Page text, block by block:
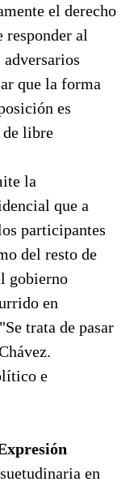
el derecho
responder al
que la forma
es
de libre
la
que a
participantes
del resto de
gobierno
en
trata de pasar
e
en